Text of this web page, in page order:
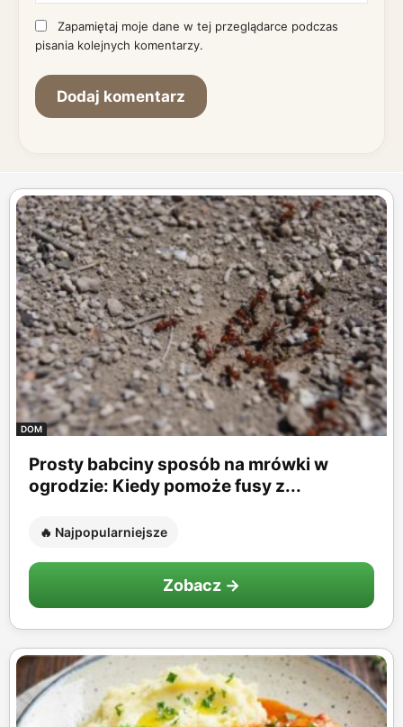
Zapamiętaj moje dane w tej przeglądarce podczas
pisania kolejnych komentarzy.
DOM
Prosty babciny sposób na mrówki w
ogrodzie: Kiedy pomoże fusy z...
🔥 Najpopularniejsze
Zobacz →